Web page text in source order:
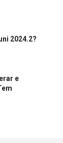
2024.2?
e